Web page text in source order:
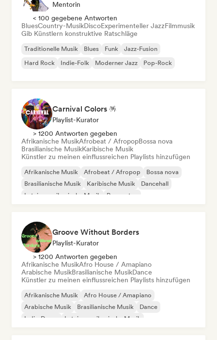
Mentorin
< 100 gegebene Antworten
BluesCountry-MusikDiscoExperimenteller JazzFilmmusik
Gib Künstlern konstruktive Ratschläge
Traditionelle Musik Blues Funk
Jazz-Fusion
Hard Rock
Indie-Folk Moderner Jazz Pop-Rock
Carnival Colors 🪅
Playlist-Kurator
> 1200 Antworten gegeben
Afrikanische MusikAfrobeat / AfropopBossa nova
Brasilianische MusikKaribische Musik
Künstler zu meinen einflussreichen Playlists hinzufügen
Afrikanische Musik Afrobeat / Afropop
Bossa nova
Brasilianische Musik
Karibische Musik
Dancehall
Lateinamerikanische Musik
Reggaeton
Groove Without Borders
Playlist-Kurator
> 1200 Antworten gegeben
Afrikanische MusikAfro House / Amapiano
Arabische MusikBrasilianische MusikDance
Künstler zu meinen einflussreichen Playlists hinzufügen
Afrikanische Musik
Afro House / Amapiano
Arabische Musik
Brasilianische Musik
Dance
Indie-Dance
Lateinamerikanische Musik